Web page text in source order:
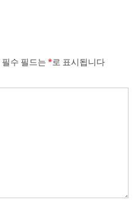
필수 필드는 *로 표시됩니다